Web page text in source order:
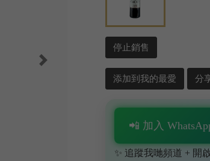
停止銷售
添加到我的最愛 分
📲 加入
✨ 追蹤我哋頻道 + 開